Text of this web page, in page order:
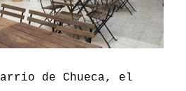
de Chueca, el